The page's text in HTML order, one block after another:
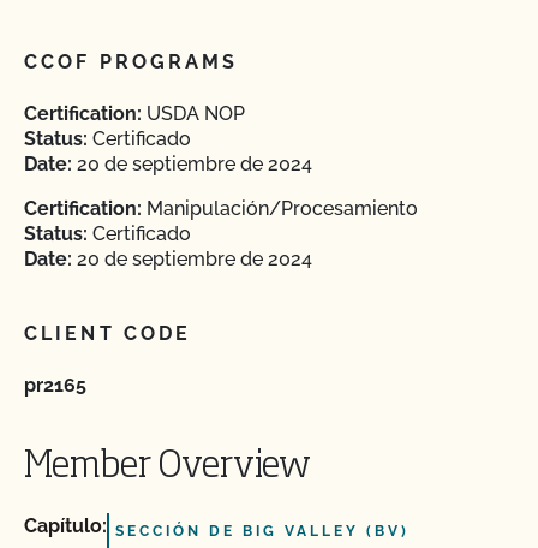
CCOF PROGRAMS
Certification: USDA NOP
Status: Certificado
Date: 20 de septiembre de 2024
Certification: Manipulación/Procesamiento
Status: Certificado
Date: 20 de septiembre de 2024
CLIENT CODE
pr2165
Member Overview
Capítulo: SECCIÓN DE BIG VALLEY (BV)